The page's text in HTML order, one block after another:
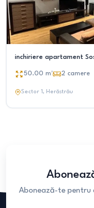
inchiriere apartament
50.00 m² 2 camere
Sector 1, Herăstrău
Abonează-te pentru